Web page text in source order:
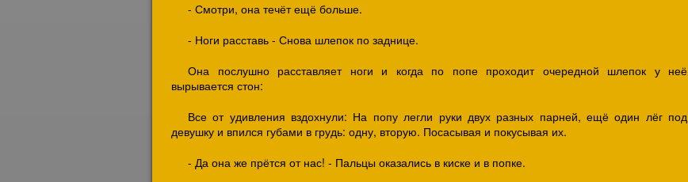
- Смотри, она течёт ещё больше.
- Ноги расставь - Снова шлепок по заднице.
Она послушно расставляет ноги и когда по попе проходит очередной шлепок у неё
вырывается стон:
Все от удивления вздохнули: На попу легли руки двух разных парней, ещё один лёг под
девушку и впился губами в грудь: одну, вторую. Посасывая и покусывая их.
- Да она же прётся от нас! - Пальцы оказались в киске и в попке.